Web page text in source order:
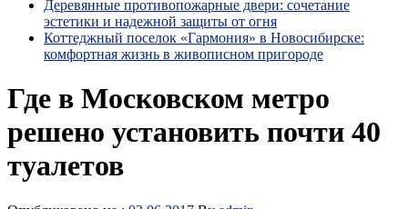
Деревянные противопожарные двери: сочетание
эстетики и надежной защиты от огня
Коттеджный поселок «Гармония» в Новосибирске:
комфортная жизнь в живописном пригороде
Где в Московском метро
решено установить почти 40
туалетов